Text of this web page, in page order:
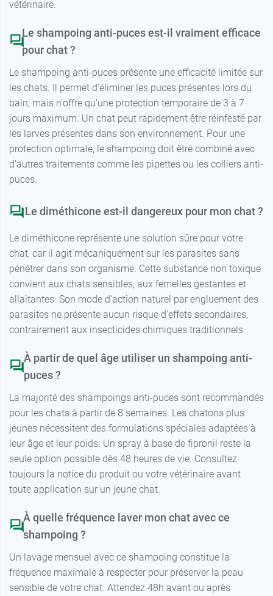
vétérinaire.
Le shampoing anti-puces est-il vraiment efficace
pour chat ?
Le shampoing anti-puces présente une efficacité limitée sur
les chats. Il permet d'éliminer les puces présentes lors du
bain, mais n'offre qu'une protection temporaire de 3 à 7
jours maximum. Un chat peut rapidement être réinfesté par
les larves présentes dans son environnement. Pour une
protection optimale, le shampoing doit être combiné avec
d'autres traitements comme les pipettes ou les colliers anti-
puces.
Le diméthicone est-il dangereux pour mon chat ?
Le diméthicone représente une solution sûre pour votre
chat, car il agit mécaniquement sur les parasites sans
pénétrer dans son organisme. Cette substance non toxique
convient aux chats sensibles, aux femelles gestantes et
allaitantes. Son mode d'action naturel par engluement des
parasites ne présente aucun risque d'effets secondaires,
contrairement aux insecticides chimiques traditionnels.
À partir de quel âge utiliser un shampoing anti-
puces ?
La majorité des shampoings anti-puces sont recommandés
pour les chats à partir de 8 semaines. Les chatons plus
jeunes nécessitent des formulations spéciales adaptées à
leur âge et leur poids. Un spray à base de fipronil reste la
seule option possible dès 48 heures de vie. Consultez
toujours la notice du produit ou votre vétérinaire avant
toute application sur un jeune chat.
À quelle fréquence laver mon chat avec ce
shampoing ?
Un lavage mensuel avec ce shampoing constitue la
fréquence maximale à respecter pour préserver la peau
sensible de votre chat. Attendez 48h avant ou après